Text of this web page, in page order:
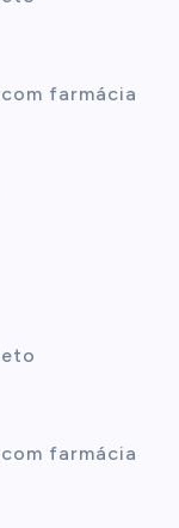
farmácia
farmácia